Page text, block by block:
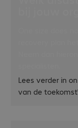
Lees verder in
van de